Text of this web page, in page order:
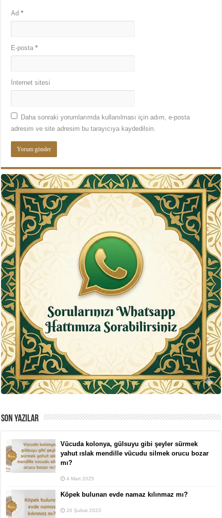
Ad*
E-posta*
İnternet sitesi
Daha sonraki yorumlarımda kullanılması için adım, e-posta
adresim ve site adresim bu tarayıcıya kaydedilsin.
SON YAZILAR
Vücuda kolonya, gülsuyu gibi şeyler sürmek
yahut ıslak mendille vücudu silmek orucu bozar
mı?
4 Mart 2025
Köpek bulunan evde namaz kılınmaz mı?
20 Şubat 2023